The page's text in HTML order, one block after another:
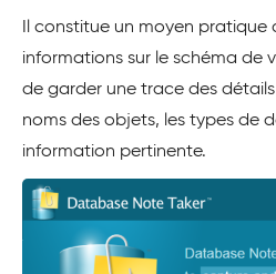
Il constitue un moyen pratique
informations sur le schéma de
de garder une trace des
noms des objets, les types de
information pertinente.